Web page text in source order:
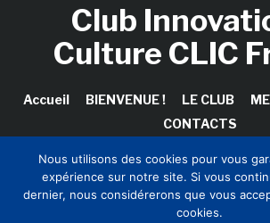
Club
Culture CLIC
Accueil BIENVENUE ! LE CLUB
CONTACTS
Copyright © 2026 Club Innovation &
Nous utilisons des cookies pour vous
expérience sur notre site. Si vous
dernier, nous considérerons que vous
cookies.